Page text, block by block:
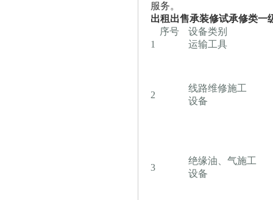
服务。
出租出售承装修试承修类一
序号
设备类别
1
运输工具
2
线路维修施工
设备
3
绝缘油、气施工
设备